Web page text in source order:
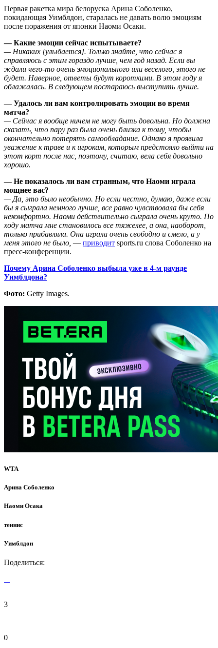
Первая ракетка мира белоруска Арина Соболенко,
покидающая Уимблдон, старалась не давать волю эмоциям
после поражения от японки Наоми Осаки.
— Какие эмоции сейчас испытываете?
— Никаких [улыбается]. Только знайте, что сейчас я
справляюсь с этим гораздо лучше, чем год назад. Если вы
ждали чего-то очень эмоционального или веселого, этого не
будет. Наверное, ответы будут короткими. В этом году я
облажалась. В следующем постараюсь выступить лучше.
— Удалось ли вам контролировать эмоции во время
матча?
— Сейчас я вообще ничем не могу быть довольна. Но должна
сказать, что пару раз была очень близка к тому, чтобы
окончательно потерять самообладание. Однако я проявила
уважение к траве и к игрокам, которым предстояло выйти на
этот корт после нас, поэтому, считаю, вела себя довольно
хорошо.
— Не показалось ли вам странным, что Наоми играла
мощнее вас?
— Да, это было необычно. Но если честно, думаю, даже если
бы я сыграла немного лучше, все равно чувствовала бы себя
некомфортно. Наоми действительно сыграла очень круто. По
ходу матча мне становилось все тяжелее, а она, наоборот,
только прибавляла. Она играла очень свободно и смело, а у
меня этого не было, — приводит sports.ru слова Соболенко на
пресс-конференции.
Почему Арина Соболенко выбыла уже в 4-м раунде
Уимблдона?
Фото: Getty Images.
WTA
Арина Соболенко
Наоми Осака
теннис
Уимблдон
Поделиться:
3
0